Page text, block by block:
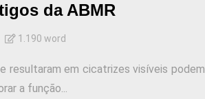
da ABMR
1.190 word
resultaram em cicatrizes visíveis podem
a função...